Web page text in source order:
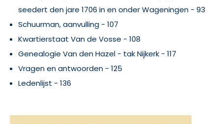
seedert den jare 1706 in en onder Wageningen - 93
Schuurman, aanvulling - 107
Kwartierstaat Van de Vosse - 108
Genealogie Van den Hazel - tak Nijkerk - 117
Vragen en antwoorden - 125
Ledenlijst - 136